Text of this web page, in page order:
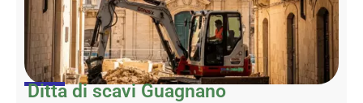
Ditta di scavi Guagnano